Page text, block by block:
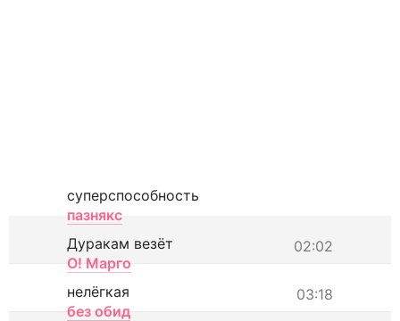
суперспособность
пазнякс
02:02
Дуракам везёт
О! Марго
03:18
нелёгкая
без обид